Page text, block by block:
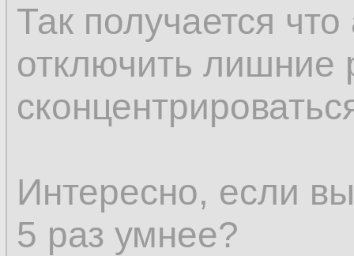
Так получается
отключить лишние
Интересно, если
5 раз умнее?